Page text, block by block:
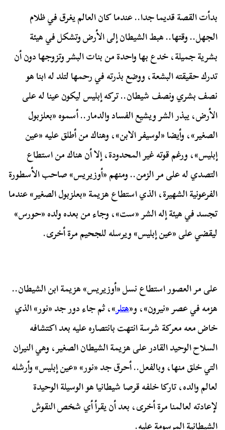
بدأت القصة قديما جدا.. عندما كان العالم يغرق في ظلام
الجهل.. وقتها.. هبط الشيطان إلى الأرض وتشكل في هيئة
بشرية جميلة، خدع بها واحدة من بنات البشر وتزوجها دون أن
تدرك حقيقته البشعة، ووضع بذرته في رحمها لتلد له ابنا هو
نصف بشري ونصف شيطان.. تركه إبليس ليكون عينا له على
الأرض، يبذر الشر ويشيع الفساد والدمار.. أسموه «بعلزبول
الصغير»، وأيضا «لوسيفر الابن»، وهناك من أطلق عليه «عين
إبليس»، ورغم قوته غير المحدودة، إلا أن هناك من استطاع
التصدي له على مر الزمن.. ومنهم «أوزيريس» صاحب الأسطورة
الفرعونية الشهيرة، الذي استطاع هزيمة «بعلزبول الصغير» عندما
تجسد في هيئة إله الشر «ست»، وجاء من بعده ولده «حورس»
ليقضي على «عين إبليس» ويرسله للجحيم مرة أخرى.
على مر العصور استطاع نسل «أوزيريس» هزيمة ابن الشيطان..
هزمه في عصر «نيرون»، و«هتلر»، ثم جاء دور جد «نور» الذي
خاض معه معركة شرسة انتهت بانتصاره عليه بعد اكتشافه
السلاح الوحيد القادر على هزيمة الشيطان الصغير، وهي النيران
التي خلق منها، وبالفعل.. أحرق جد «نور» «عين إبليس» وأرشله
لعالم والده، تاركا خلفه قرصا شيطانيا هو الوسيلة الوحيدة
لإعادته لعالمنا مرة أخرى، بعد أن يقرأ أي شخص النقوش
الشيطانية المرسومة عليه.